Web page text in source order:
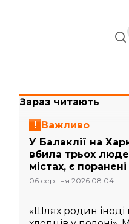
Зараз читають
Важливо
У Балаклії на
вбила трьох
містах, є поранені
06 серпня 2026 08:04
«Шлях родин іноді